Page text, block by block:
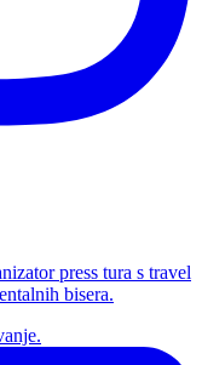
press tura s travel
bisera.